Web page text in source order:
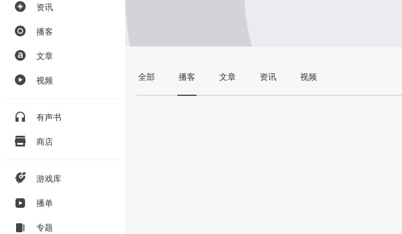
资讯
播客
文章
视频
有声书
商店
游戏库
播单
专题
全部 播客 文章 资讯 视频